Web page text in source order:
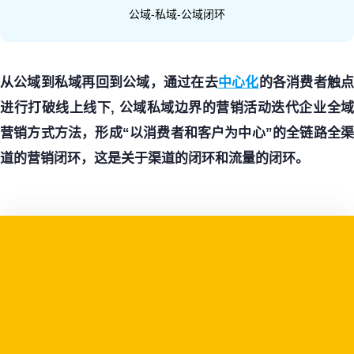
公域-私域-公域闭环
从公域到私域再回到公域，通过在去中心化的各消费者触点
进行打破线上线下, 公域私域边界的营销活动迭代企业全域
营销方式方法，形成“以消费者和客户为中心”的全链路全渠
道的营销闭环，这是关于渠道的闭环和流量的闭环。